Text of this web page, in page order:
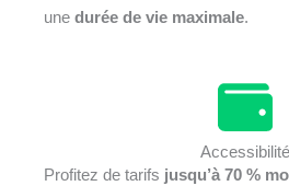
une durée de vie maximale.
Accessibilité
Profitez de tarifs jusqu’à 70 %